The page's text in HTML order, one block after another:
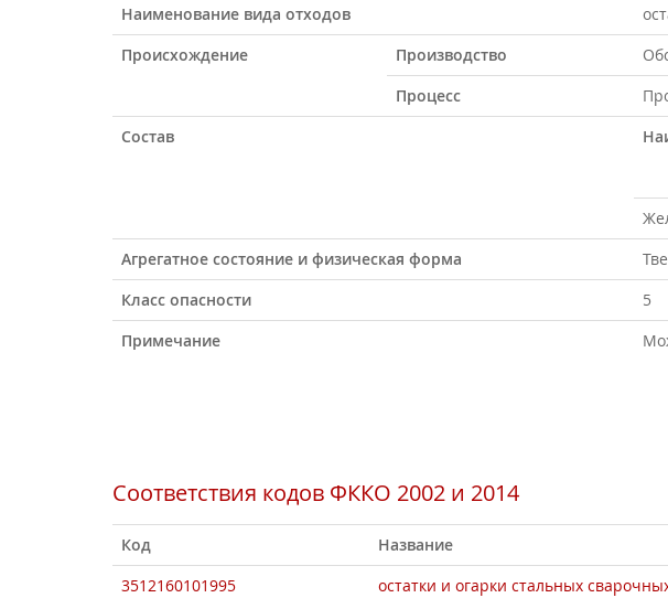
Наименование вида отходов
Происхождение
Производство
Процесс
Состав
Агрегатное состояние и физическая форма
Класс опасности
5
Примечание
Соответствия кодов ФККО 2002 и 2014
Код Название
3512160101995
остатки и огарки стальных